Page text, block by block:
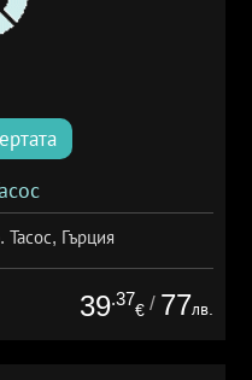
Гърция
39.37
€ / 77лв.